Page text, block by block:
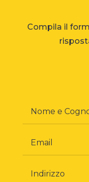
Compila il